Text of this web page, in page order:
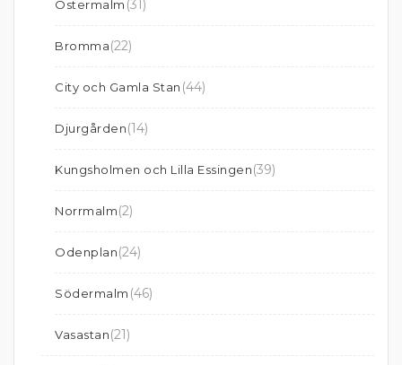
Östermalm (31)
Bromma(22)
City och Gamla Stan (44)
Djurgården(14)
Kungsholmen och Lilla Essingen(39)
Norrmalm(2)
Odenplan(24)
Södermalm (46)
Vasastan(21)